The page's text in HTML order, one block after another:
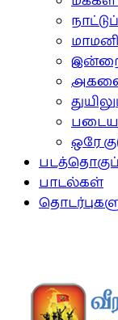
அகவை
ஒரே
பாடல்கள்